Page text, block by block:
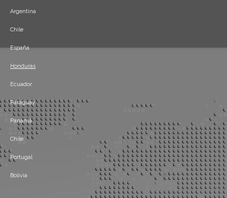
Argentina
Chile
España
Honduras
Ecuador
Paraguay
Panamá
Chile
Portugal
Bolivia